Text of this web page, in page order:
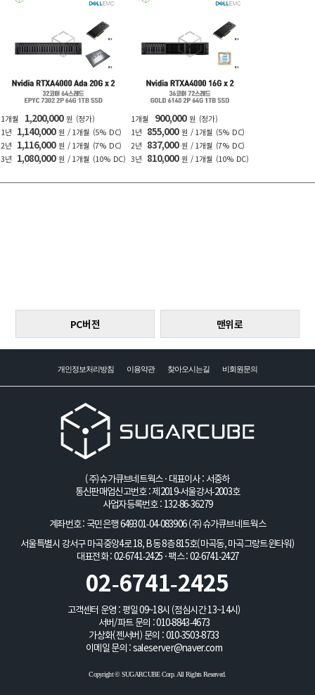
1개월 1,200,000 원
(정가)
1년
1,140,000 원 / 1개월
(5% DC)
2년
1,116,000 원 / 1개월
(7% DC)
3년
1,080,000 원 / 1개월 (10% DC)
1개월 900,000 원
(정가)
1년
855,000 원 / 1개월
(5% DC)
2년
837,000 원 / 1개월
(7% DC)
3년
810,000 원 / 1개월 (10% DC)
PC버전 맨위로
개인정보처리방침 이용약관 찾아오시는길 비회원문의
(주)슈가큐브네트웍스 · 대표이사 : 서중하
통신판매업신고번호 : 제2019-서울강서-2003호
사업자등록번호 : 132-86-36279
계좌번호 : 국민은행 649301-04-083906 (주)슈가큐브네트웍스
서울특별시 강서구 마곡중앙4로 18, B동 8층 815호(마곡동, 마곡그랑트윈타워)
대표전화 : 02-6741-2425 · 팩스 : 02-6741-2427
02-6741-2425
고객센터 운영 : 평일 09~18시 (점심시간 13~14시)
서버/파트 문의 :010-8843-4673
가상화(젠서버) 문의 : 010-3503-8733
이메일 문의 : saleserver@naver.com
Copyright © SUGARCUBE Corp. All Rights Reserved.